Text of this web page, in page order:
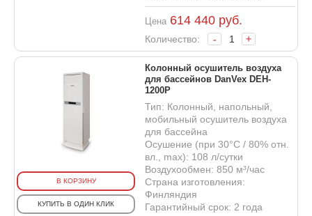
Цена 614 440 руб.
Количество: - +
В КОРЗИНУ
КУПИТЬ В ОДИН КЛИК
Колонный осушитель воздуха
для бассейнов DanVex DEH-
1200P
Тип: Колонный, напольный,
мобильный осушитель воздуха
для бассейна
Осушение (при 30°С / 80% отн.
вл., max): 108 л/сутки
Воздухообмен: 850 м³/час
Страна изготовления:
Финляндия
Гарантийный срок: 2 года